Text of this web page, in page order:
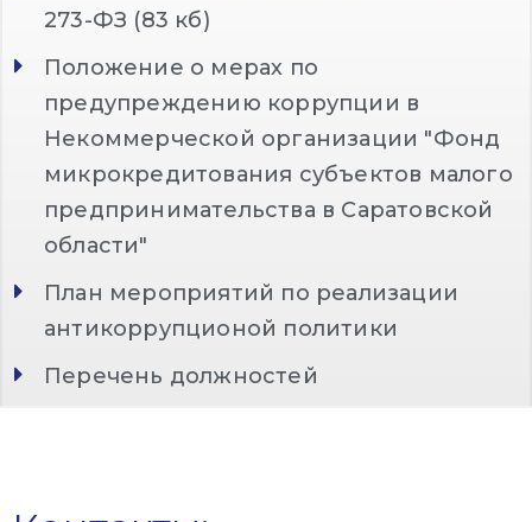
273-ФЗ (83 кб)
Положение о мерах по
предупреждению коррупции в
Некоммерческой организации "Фонд
микрокредитования субъектов малого
предпринимательства в Саратовской
области"
План мероприятий по реализации
антикоррупционой политики
Перечень должностей